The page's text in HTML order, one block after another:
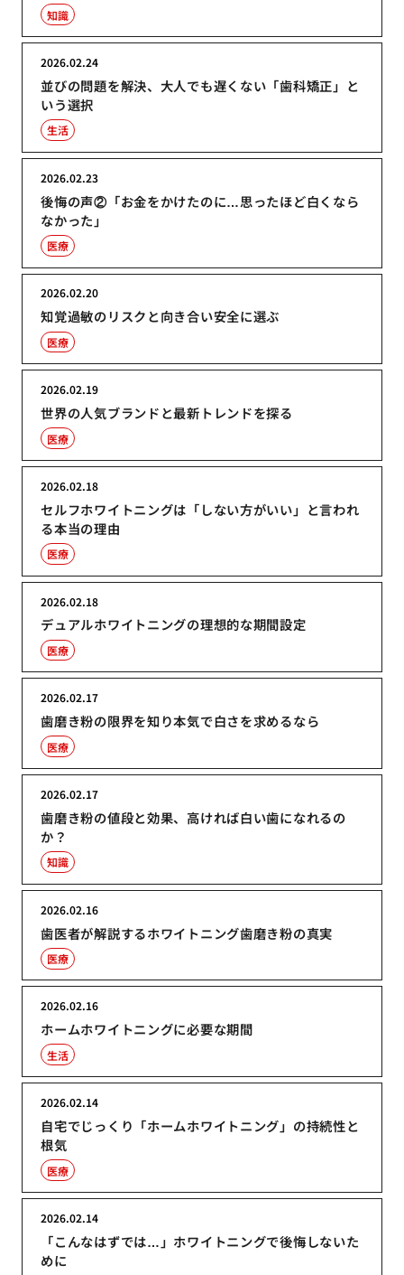
知識
並びの問題を解決、大人でも遅くない「歯科矯正」と
いう選択
2026.02.24
生活
後悔の声②「お金をかけたのに…思ったほど白くなら
なかった」
2026.02.23
医療
知覚過敏のリスクと向き合い安全に選ぶ
2026.02.20
医療
世界の人気ブランドと最新トレンドを探る
2026.02.19
医療
セルフホワイトニングは「しない方がいい」と言われ
る本当の理由
2026.02.18
医療
デュアルホワイトニングの理想的な期間設定
2026.02.18
医療
歯磨き粉の限界を知り本気で白さを求めるなら
2026.02.17
医療
歯磨き粉の値段と効果、高ければ白い歯になれるの
か？
2026.02.17
知識
歯医者が解説するホワイトニング歯磨き粉の真実
2026.02.16
医療
ホームホワイトニングに必要な期間
2026.02.16
生活
自宅でじっくり「ホームホワイトニング」の持続性と
根気
2026.02.14
医療
「こんなはずでは…」ホワイトニングで後悔しないた
めに
2026.02.14